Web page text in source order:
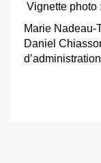
Vignette photo :
Marie Nadeau-
Daniel